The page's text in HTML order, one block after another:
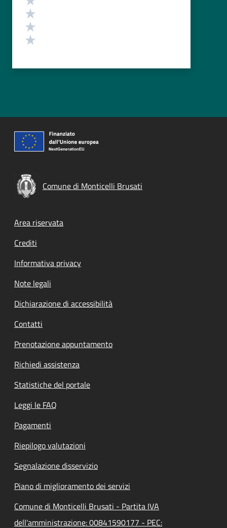
Comune di Monticelli Brusati
Footer menu
Area riservata
Crediti
Informativa privacy
Note legali
Dichiarazione di accessibilità
Contatti
Prenotazione appuntamento
Richiedi assistenza
Statistiche del portale
Leggi le FAQ
Pagamenti
Riepilogo valutazioni
Segnalazione disservizio
Piano di miglioramento dei servizi
Comune di Monticelli Brusati - Partita IVA
dell'amministrazione: 00841590177 - PEC: